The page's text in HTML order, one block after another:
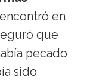
en
que
pecado
sido